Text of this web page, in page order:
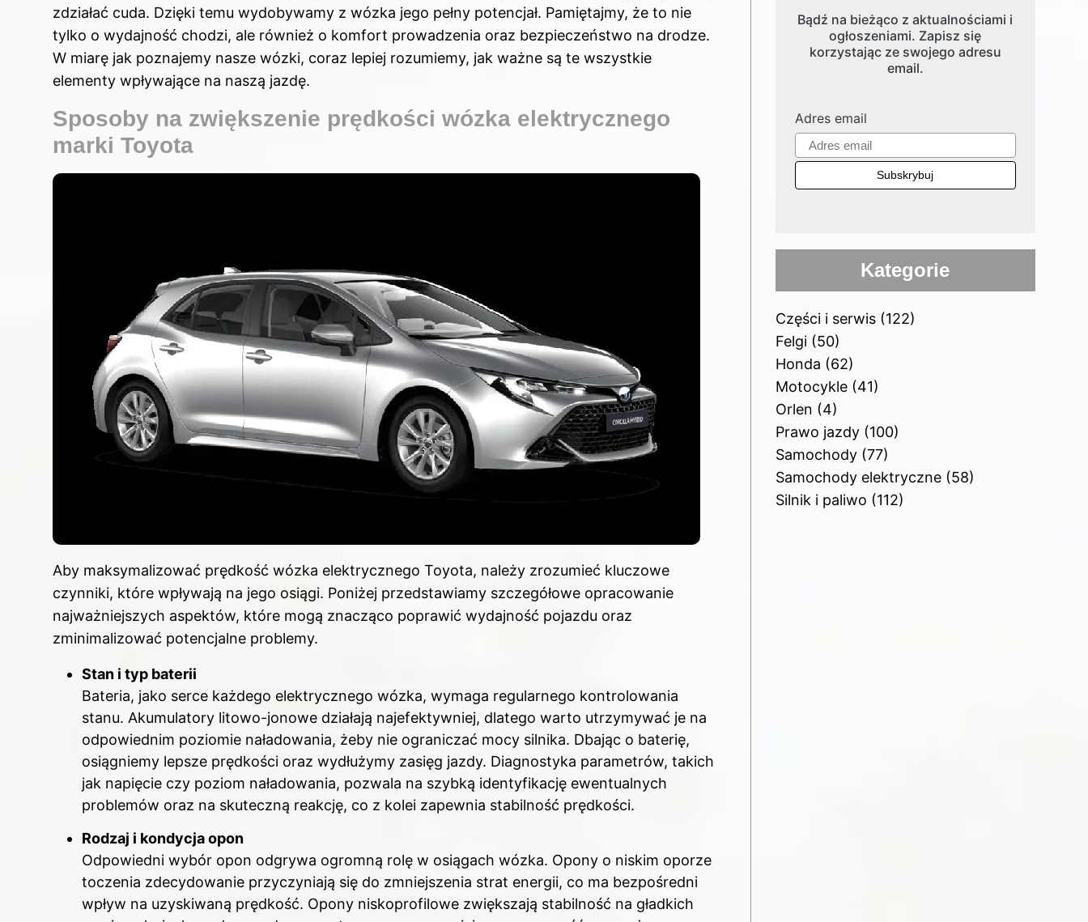
zdziałać cuda. Dzięki temu wydobywamy z wózka jego pełny potencjał. Pamiętajmy, że to nie
tylko o wydajność chodzi, ale również o komfort prowadzenia oraz bezpieczeństwo na drodze.
W miarę jak poznajemy nasze wózki, coraz lepiej rozumiemy, jak ważne są te wszystkie
elementy wpływające na naszą jazdę.
Sposoby na zwiększenie prędkości wózka elektrycznego
marki Toyota
Aby maksymalizować prędkość wózka elektrycznego Toyota, należy zrozumieć kluczowe
czynniki, które wpływają na jego osiągi. Poniżej przedstawiamy szczegółowe opracowanie
najważniejszych aspektów, które mogą znacząco poprawić wydajność pojazdu oraz
zminimalizować potencjalne problemy.
Stan i typ baterii
Bateria, jako serce każdego elektrycznego wózka, wymaga regularnego kontrolowania
stanu. Akumulatory litowo-jonowe działają najefektywniej, dlatego warto utrzymywać je na
odpowiednim poziomie naładowania, żeby nie ograniczać mocy silnika. Dbając o baterię,
osiągniemy lepsze prędkości oraz wydłużymy zasięg jazdy. Diagnostyka parametrów, takich
jak napięcie czy poziom naładowania, pozwala na szybką identyfikację ewentualnych
problemów oraz na skuteczną reakcję, co z kolei zapewnia stabilność prędkości.
Rodzaj i kondycja opon
Odpowiedni wybór opon odgrywa ogromną rolę w osiągach wózka. Opony o niskim oporze
toczenia zdecydowanie przyczyniają się do zmniejszenia strat energii, co ma bezpośredni
wpływ na uzyskiwaną prędkość. Opony niskoprofilowe zwiększają stabilność na gładkich
Bądź na bieżąco z aktualnościami i
ogłoszeniami. Zapisz się
korzystając ze swojego adresu
email.
Adres email
Kategorie
Części i serwis(122)
Felgi(50)
Honda (62)
Motocykle(41)
Orlen (4)
Prawo jazdy(100)
Samochody(77)
Samochody elektryczne(58)
Silnik i paliwo (112)